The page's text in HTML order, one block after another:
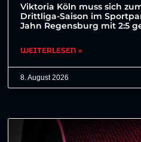
Viktoria Köln muss sich
Drittliga-Saison im
Jahn Regensburg mit 2:5
WEITERLESEN »
8. August 2026